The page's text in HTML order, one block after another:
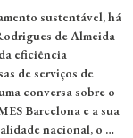
sustentável, há
de Almeida
eficiência
de serviços de
conversa sobre o
Barcelona e a sua
nacional, o …